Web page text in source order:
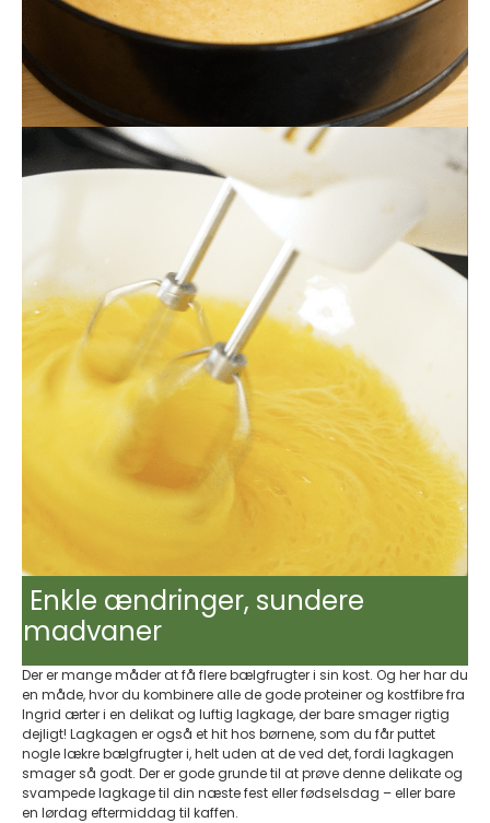
Enkle ændringer, sundere
madvaner
Der er mange måder at få flere bælgfrugter i sin kost. Og her har du
en måde, hvor du kombinere alle de gode proteiner og kostfibre fra
Ingrid ærter i en delikat og luftig lagkage, der bare smager rigtig
dejligt! Lagkagen er også et hit hos børnene, som du får puttet
nogle lækre bælgfrugter i, helt uden at de ved det, fordi lagkagen
smager så godt. Der er gode grunde til at prøve denne delikate og
svampede lagkage til din næste fest eller fødselsdag – eller bare
en lørdag eftermiddag til kaffen.